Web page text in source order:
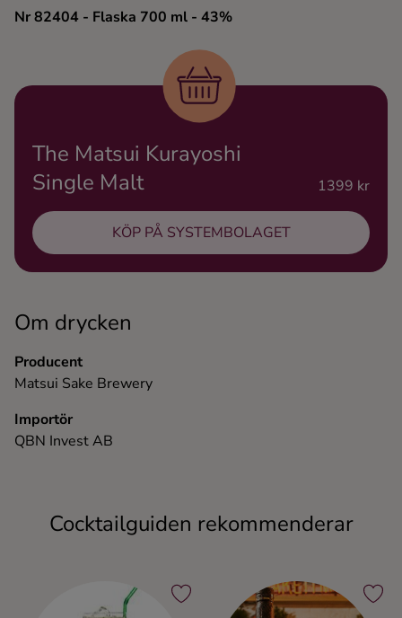
Ingredienser
Nr 82404 - Flaska 700 ml - 43%
Om drycken
Producent
Matsui Sake Brewery
Importör
QBN Invest AB
The Matsui Kurayoshi
Single Malt
1399 kr
KÖP PÅ SYSTEMBOLAGET
Cocktailguiden rekommenderar